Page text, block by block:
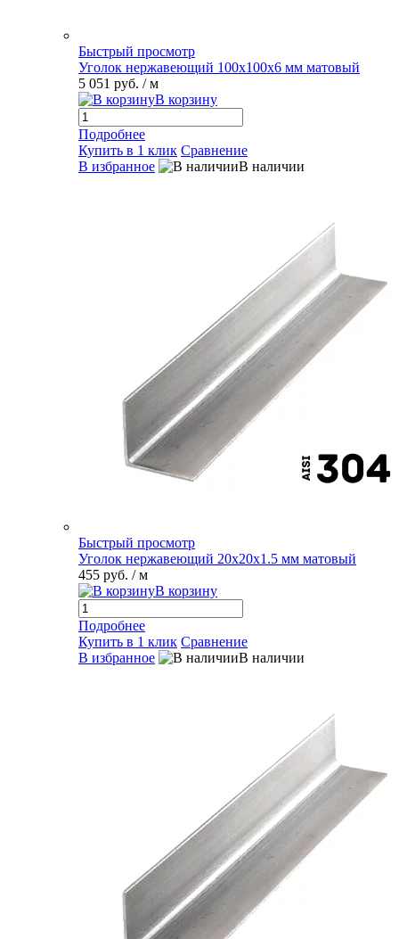
Быстрый просмотр
Уголок нержавеющий 100х100х6 мм матовый
5 051 руб. / м
В корзину
Подробнее
Купить в 1 клик Сравнение
В избранное
В наличии
Быстрый просмотр
Уголок нержавеющий 20х20х1.5 мм матовый
455 руб. / м
В корзину
Подробнее
Купить в 1 клик Сравнение
В избранное
В наличии